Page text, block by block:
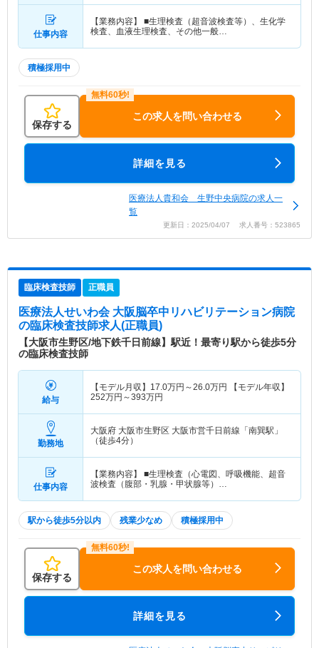
仕事内容
【業務内容】 ■生理検査（超音波検査等）、生化学
検査、血液生理検査、その他一般…
積極採用中
保存する
この求人を問い合わせる
詳細を見る
医療法人貴和会 生野中央病院の求人一
覧
更新日：2025/04/07 求人番号：523865
臨床検査技師 正職員
医療法人せいわ会 大阪脳卒中リハビリテーション病院
の臨床検査技師求人(正職員)
【大阪市生野区/地下鉄千日前線】駅近！最寄り駅から徒歩5分
の臨床検査技師
給与
【モデル月収】 17.0万円～26.0万円
【モデル年収】
252万円～393万円
勤務地
大阪府 大阪市生野区 大阪市営千日前線「南巽駅」
（徒歩4分）
仕事内容
【業務内容】 ■生理検査（心電図、呼吸機能、超音
波検査（腹部・乳腺・甲状腺等）…
駅から徒歩5分以内 残業少なめ 積極採用中
保存する
この求人を問い合わせる
詳細を見る